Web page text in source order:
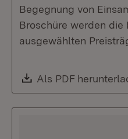
Begegnung von
Broschüre werden die
ausgewählten
Download:
Als PDF